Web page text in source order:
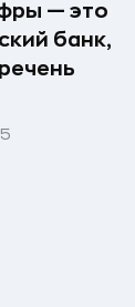
— это
банк,